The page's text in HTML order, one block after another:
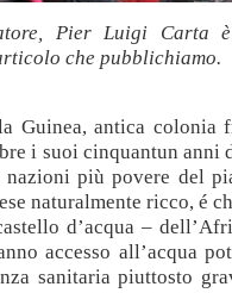
Pier Luigi Carta
che pubblichiamo.
Guinea, antica colonia
i suoi cinquantun anni
più povere del
naturalmente ricco, é
d’acqua –
accesso all’acqua
sanitaria piuttosto